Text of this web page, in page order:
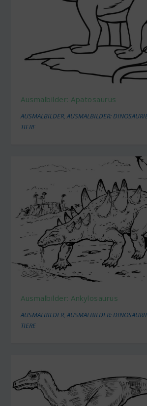
Ausmalbilder: Apatosaurus
AUSMALBILDER,AUSMALBILDER:
TIERE
Ausmalbilder: Ankylosaurus
AUSMALBILDER,AUSMALBILDER:
TIERE